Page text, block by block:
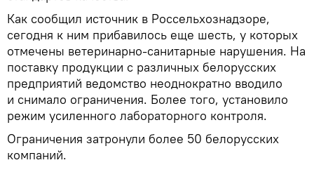
Как сообщил источник в Россельхознадзоре,
сегодня к ним прибавилось еще шесть, у которых
отмечены ветеринарно-санитарные нарушения. На
поставку продукции с различных белорусских
предприятий ведомство неоднократно вводило
и снимало ограничения. Более того, установило
режим усиленного лабораторного контроля.
Ограничения затронули более 50 белорусских
компаний.